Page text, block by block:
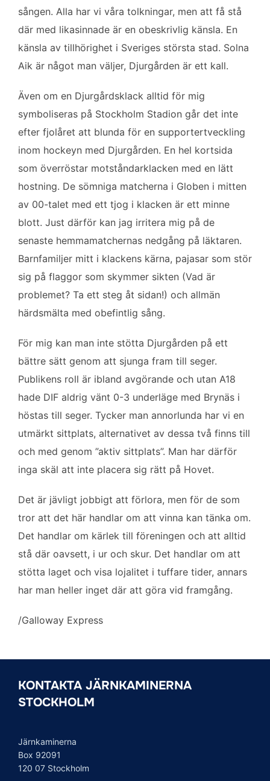
sången. Alla har vi våra tolkningar, men att få stå
där med likasinnade är en obeskrivlig känsla. En
känsla av tillhörighet i Sveriges största stad. Solna
Aik är något man väljer, Djurgården är ett kall.
Även om en Djurgårdsklack alltid för mig
symboliseras på Stockholm Stadion går det inte
efter fjolåret att blunda för en supportertveckling
inom hockeyn med Djurgården. En hel kortsida
som överröstar motståndarklacken med en lätt
hostning. De sömniga matcherna i Globen i mitten
av 00-talet med ett tjog i klacken är ett minne
blott. Just därför kan jag irritera mig på de
senaste hemmamatchernas nedgång på läktaren.
Barnfamiljer mitt i klackens kärna, pajasar som stör
sig på flaggor som skymmer sikten (Vad är
problemet? Ta ett steg åt sidan!) och allmän
härdsmälta med obefintlig sång.
För mig kan man inte stötta Djurgården på ett
bättre sätt genom att sjunga fram till seger.
Publikens roll är ibland avgörande och utan A18
hade DIF aldrig vänt 0-3 underläge med Brynäs i
höstas till seger. Tycker man annorlunda har vi en
utmärkt sittplats, alternativet av dessa två finns till
och med genom ”aktiv sittplats”. Man har därför
inga skäl att inte placera sig rätt på Hovet.
Det är jävligt jobbigt att förlora, men för de som
tror att det här handlar om att vinna kan tänka om.
Det handlar om kärlek till föreningen och att alltid
stå där oavsett, i ur och skur. Det handlar om att
stötta laget och visa lojalitet i tuffare tider, annars
har man heller inget där att göra vid framgång.
/Galloway Express
KONTAKTA JÄRNKAMINERNA
STOCKHOLM
Järnkaminerna
Box 92091
120 07 Stockholm